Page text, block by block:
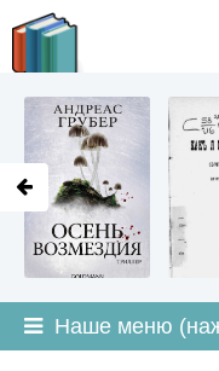
Наше меню
LITMIR.ORG